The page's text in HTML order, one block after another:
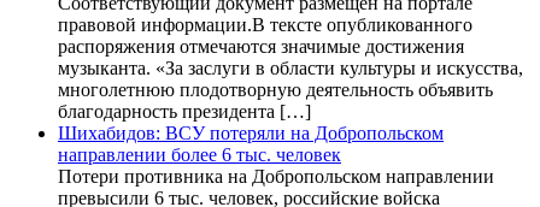
правовой информации.В тексте опубликованного
распоряжения отмечаются значимые достижения
музыканта. «За заслуги в области культуры и искусства,
многолетнюю плодотворную деятельность объявить
благодарность президента […]
Шихабидов: ВСУ потеряли на Добропольском
направлении более 6 тыс. человек
Потери противника на Добропольском направлении
превысили 6 тыс. человек, российские войска